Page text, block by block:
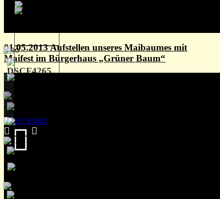
01.05.2013 Aufstellen unseres Maibaumes mit
Maifest im Bürgerhaus „Grüner Baum“